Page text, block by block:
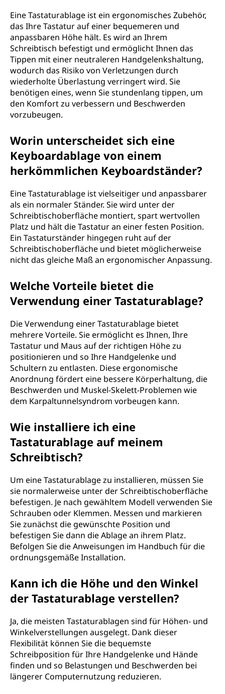
Eine Tastaturablage ist ein ergonomisches Zubehör,
das Ihre Tastatur auf einer bequemeren und
anpassbaren Höhe hält. Es wird an Ihrem
Schreibtisch befestigt und ermöglicht Ihnen das
Tippen mit einer neutraleren Handgelenkshaltung,
wodurch das Risiko von Verletzungen durch
wiederholte Überlastung verringert wird. Sie
benötigen eines, wenn Sie stundenlang tippen, um
den Komfort zu verbessern und Beschwerden
vorzubeugen.
Worin unterscheidet sich eine
Keyboardablage von einem
herkömmlichen Keyboardständer?
Eine Tastaturablage ist vielseitiger und anpassbarer
als ein normaler Ständer. Sie wird unter der
Schreibtischoberfläche montiert, spart wertvollen
Platz und hält die Tastatur an einer festen Position.
Ein Tastaturständer hingegen ruht auf der
Schreibtischoberfläche und bietet möglicherweise
nicht das gleiche Maß an ergonomischer Anpassung.
Welche Vorteile bietet die
Verwendung einer Tastaturablage?
Die Verwendung einer Tastaturablage bietet
mehrere Vorteile. Sie ermöglicht es Ihnen, Ihre
Tastatur und Maus auf der richtigen Höhe zu
positionieren und so Ihre Handgelenke und
Schultern zu entlasten. Diese ergonomische
Anordnung fördert eine bessere Körperhaltung, die
Beschwerden und Muskel-Skelett-Problemen wie
dem Karpaltunnelsyndrom vorbeugen kann.
Wie installiere ich eine
Tastaturablage auf meinem
Schreibtisch?
Um eine Tastaturablage zu installieren, müssen Sie
sie normalerweise unter der Schreibtischoberfläche
befestigen. Je nach gewähltem Modell verwenden Sie
Schrauben oder Klemmen. Messen und markieren
Sie zunächst die gewünschte Position und
befestigen Sie dann die Ablage an ihrem Platz.
Befolgen Sie die Anweisungen im Handbuch für die
ordnungsgemäße Installation.
Kann ich die Höhe und den Winkel
der Tastaturablage verstellen?
Ja, die meisten Tastaturablagen sind für Höhen- und
Winkelverstellungen ausgelegt. Dank dieser
Flexibilität können Sie die bequemste
Schreibposition für Ihre Handgelenke und Hände
finden und so Belastungen und Beschwerden bei
längerer Computernutzung reduzieren.